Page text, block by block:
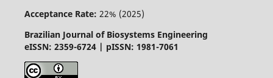
Acceptance Rate: 22% (2025)
Brazilian Journal of Biosystems Engineering
eISSN: 2359-6724 | pISSN: 1981-7061